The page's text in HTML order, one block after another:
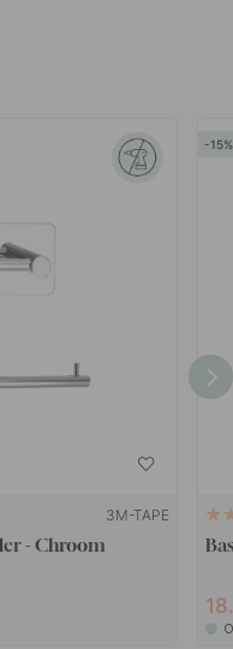
3M-TAPE
- Chroom
15